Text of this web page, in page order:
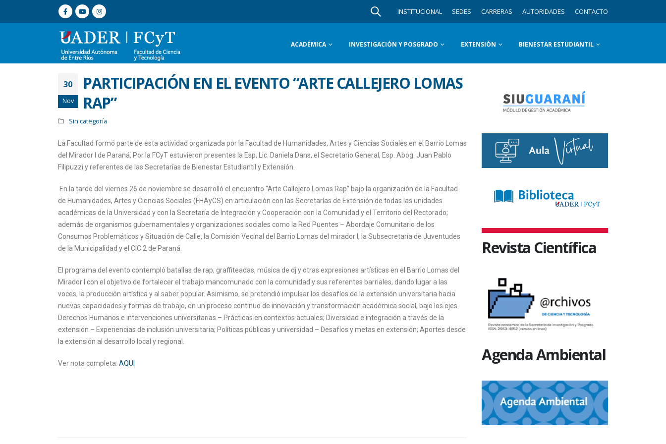
INSTITUCIONAL SEDES CARRERAS AUTORIDADES CONTACTO
ACADÉMICA INVESTIGACIÓN Y POSGRADO EXTENSIÓN BIENESTAR ESTUDIANTIL
30
Nov
PARTICIPACIÓN EN EL EVENTO “ARTE CALLEJERO LOMAS
RAP”
Sin categoría
La Facultad formó parte de esta actividad organizada por la Facultad de Humanidades, Artes y Ciencias Sociales en el Barrio Lomas
del Mirador I de Paraná. Por la FCyT estuvieron presentes la Esp, Lic. Daniela Dans, el Secretario General, Esp. Abog. Juan Pablo
Filipuzzi y referentes de las Secretarías de Bienestar Estudiantil y Extensión.
En la tarde del viernes 26 de noviembre se desarrolló el encuentro “Arte Callejero Lomas Rap” bajo la organización de la Facultad
de Humanidades, Artes y Ciencias Sociales (FHAyCS) en articulación con las Secretarías de Extensión de todas las unidades
académicas de la Universidad y con la Secretaría de Integración y Cooperación con la Comunidad y el Territorio del Rectorado;
además de organismos gubernamentales y organizaciones sociales como la Red Puentes – Abordaje Comunitario de los
Consumos Problemáticos y Situación de Calle, la Comisión Vecinal del Barrio Lomas del mirador I, la Subsecretaría de Juventudes
de la Municipalidad y el CIC 2 de Paraná.
El programa del evento contempló batallas de rap, graffiteadas, música de dj y otras expresiones artísticas en el Barrio Lomas del
Mirador I con el objetivo de fortalecer el trabajo mancomunado con la comunidad y sus referentes barriales, dando lugar a las
voces, la producción artística y al saber popular. Asimismo, se pretendió impulsar los desafíos de la extensión universitaria hacia
nuevas capacidades y formas de trabajo, en un proceso continuo de innovación y transformación académica social, bajo los ejes
Derechos Humanos e intervenciones universitarias – Prácticas en contextos actuales; Diversidad e integración a través de la
extensión – Experiencias de inclusión universitaria; Políticas públicas y universidad – Desafíos y metas en extensión; Aportes desde
la extensión al desarrollo local y regional.
Ver nota completa: AQUI
Revista Científica
Agenda Ambiental